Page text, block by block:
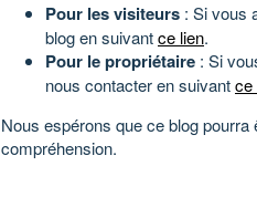
Pour les visiteurs : Si vous
blog en suivantce lien.
Pour le propriétaire : Si
nous contacter en suivantce
Nous espérons que ce blog
compréhension.